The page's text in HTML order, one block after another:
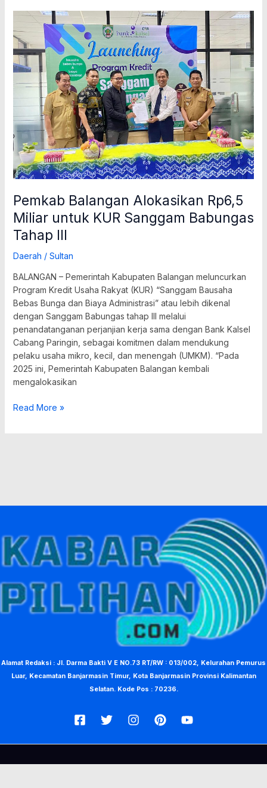
Pemkab Balangan Alokasikan Rp6,5
Miliar untuk KUR Sanggam Babungas
Tahap III
Daerah / Sultan
BALANGAN – Pemerintah Kabupaten Balangan meluncurkan
Program Kredit Usaha Rakyat (KUR) “Sanggam Bausaha
Bebas Bunga dan Biaya Administrasi” atau lebih dikenal
dengan Sanggam Babungas tahap III melalui
penandatanganan perjanjian kerja sama dengan Bank Kalsel
Cabang Paringin, sebagai komitmen dalam mendukung
pelaku usaha mikro, kecil, dan menengah (UMKM). “Pada
2025 ini, Pemerintah Kabupaten Balangan kembali
mengalokasikan
Pemkab
Balangan
Alokasikan
Rp6,5
Miliar
untuk
Sanggam
Babungas
Tahap
III
Read More »
Alamat Redaksi : Jl. Darma Bakti V E NO.73 RT/RW : 013/002, Kelurahan Pemurus
Luar, Kecamatan Banjarmasin Timur, Kota Banjarmasin Provinsi Kalimantan
Selatan. Kode Pos : 70236.